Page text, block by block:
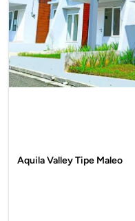
Aquila Valley Tipe Maleo